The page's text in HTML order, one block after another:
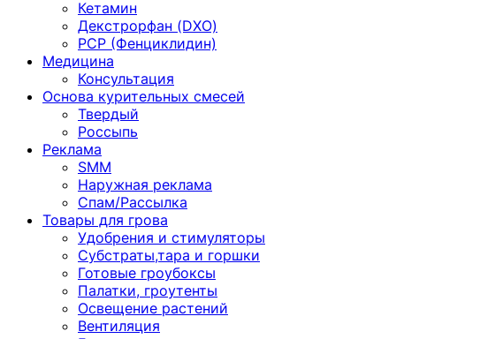
Кетамин
Декстрорфан (DXO)
PCP (Фенциклидин)
Медицина
Консультация
Основа курительных смесей
Твердый
Россыпь
Реклама
SMM
Наружная реклама
Спам/Рассылка
Товары для грова
Удобрения и стимуляторы
Субстраты,тара и горшки
Готовые гроубоксы
Палатки, гроутенты
Освещение растений
Вентиляция